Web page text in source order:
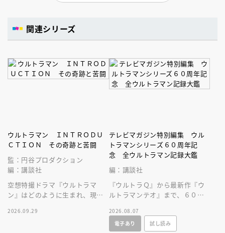
関連シリーズ
ウルトラマン ＩＮＴＲＯＤＵ
ＣＴＩＯＮ その奇跡と苦闘
監：円谷プロダクション
編：講談社
空想特撮ドラマ『ウルトラマ
ン』はどのように生まれ、現在
となったのかを深堀りする一冊
2026.09.29
テレビマガジン特別編集 ウル
トラマンシリーズ６０周年記
念 全ウルトラマン記録大鑑
編：講談社
『ウルトラＱ』から最新作『ウ
ルトラマンテオ』まで、６０年
サイズなＡ４変型３００ページ
超に大収録！
2026.08.07
電子あり
試し読み